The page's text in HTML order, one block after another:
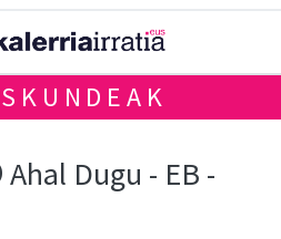
Ahal Dugu - EB -